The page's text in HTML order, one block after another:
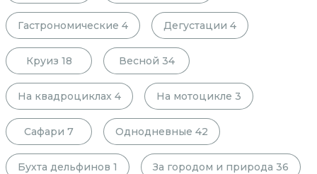
Гастрономические 4 Дегустации 4
Круиз 18 Весной 34
На квадроциклах 4 На мотоцикле 3
Сафари 7 Однодневные 42
Бухта дельфинов 1 За городом и природа 36